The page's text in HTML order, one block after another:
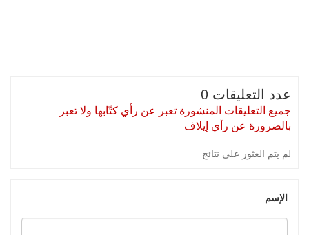
عدد التعليقات 0
جميع التعليقات المنشورة تعبر عن رأي كتّابها ولا تعبر
بالضرورة عن رأي إيلاف
لم يتم العثور على نتائج
الإسم